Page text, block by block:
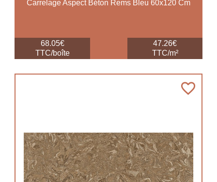
Carrelage Aspect Béton Rems Bleu 60x120 Cm
68.05€
TTC/boîte
47.26€
TTC/m²
favorite_border